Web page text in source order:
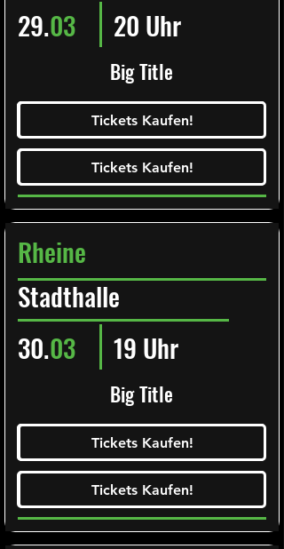
Big Title
29.03 20 Uhr
Tickets Kaufen!
Ticketalarm abonieren!
Tickets Kaufen!
Tickets Kaufen!
Tickets Kaufen!
Rheine
Stadthalle
Big Title
30.03 19 Uhr
Tickets Kaufen!
Ticketalarm abonieren!
Tickets Kaufen!
Tickets Kaufen!
Tickets Kaufen!